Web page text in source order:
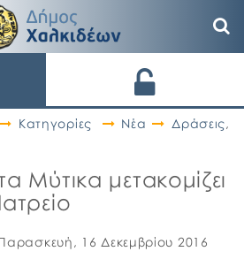
Κατηγορίες Νέα Δράσεις,
Μύτικα μετακομίζει
16 Δεκεμβρίου 2016